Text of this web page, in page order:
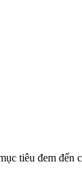
tiêu đem đến